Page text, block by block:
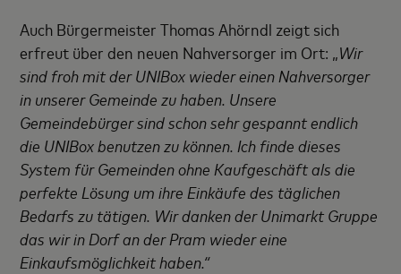
Auch Bürgermeister Thomas Ahörndl zeigt sich
erfreut über den neuen Nahversorger im Ort: „Wir
sind froh mit der UNIBox wieder einen Nahversorger
in unserer Gemeinde zu haben. Unsere
Gemeindebürger sind schon sehr gespannt endlich
die UNIBox benutzen zu können. Ich finde dieses
System für Gemeinden ohne Kaufgeschäft als die
perfekte Lösung um ihre Einkäufe des täglichen
Bedarfs zu tätigen. Wir danken der Unimarkt Gruppe
das wir in Dorf an der Pram wieder eine
Einkaufsmöglichkeit haben.“